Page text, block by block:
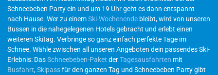
Schneebeben Party ein und um 19 Uhr geht es dann entspannt
nach Hause. Wer zu einemSki-Wochenende bleibt, wird von unseren
Bussen in die nahegelegenen Hotels gebracht und erlebt einen
weiteren Skitag. Verbringe so ganz einfach perfekte Tage im
Schnee. Wähle zwischen all unseren Angeboten dein passendes Ski-
Erlebnis: DasSchneebeben-Paket derTagesausfahrten mit
Busfahrt,Skipassfür den ganzen Tag und Schneebeben Party gibt